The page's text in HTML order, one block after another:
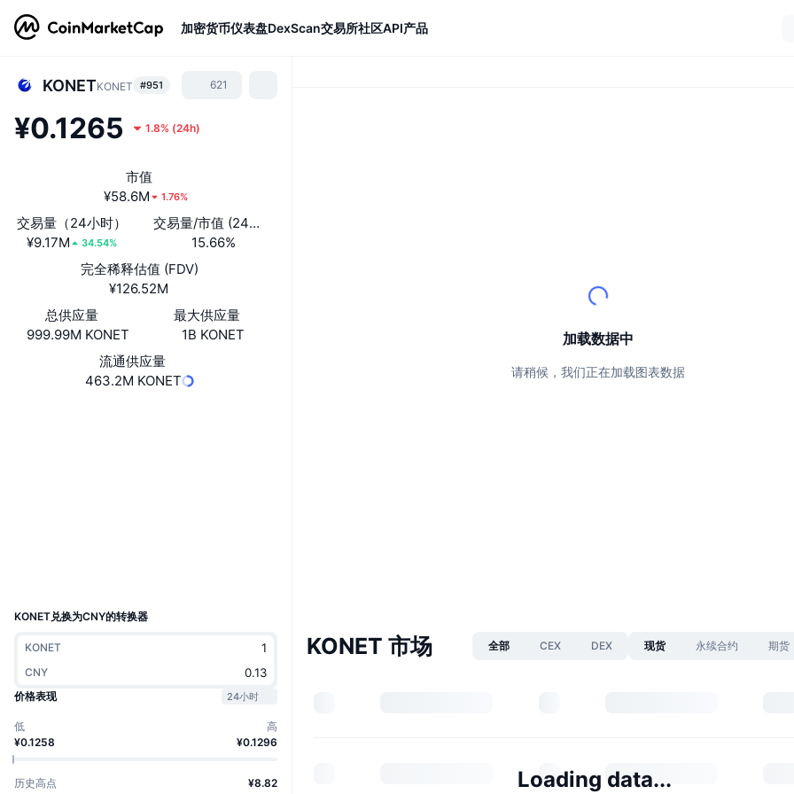
加密货币仪表盘DexScan交易所社区API产品
KONETKONET #951 621
¥0.1265 1.8% (24h)
市值
¥58.6M
1.76%
交易量（24小时）
¥9.17M
34.54%
交易量/市值 (24小时)
15.66%
完全稀释估值 (FDV)
¥126.52M
总供应量
999.99M KONET
最大供应量
1B KONET
流通供应量
463.2M KONET
KONET兑换为CNY的转换器
KONET
CNY
价格表现
24小时
低
¥0.1258
高
¥0.1296
历史高点 ¥8.82
加载数据中
请稍候，我们正在加载图表数据
KONET 市场 全部 CEX DEX 现货 永续合约 期货
Loading data...